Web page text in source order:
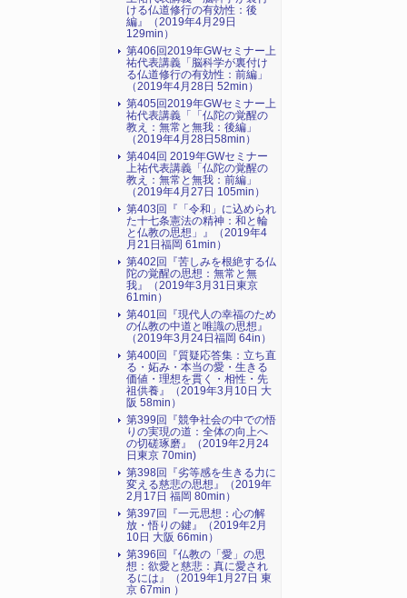
ける仏道修行の有効性：後
編』（2019年4月29日
129min）
第406回2019年GWセミナー上
祐代表講義「脳科学が裏付け
る仏道修行の有効性：前編」
（2019年4月28日 52min）
第405回2019年GWセミナー上
祐代表講義「「仏陀の覚醒の
教え：無常と無我：後編」
（2019年4月28日58min）
第404回 2019年GWセミナー
上祐代表講義「仏陀の覚醒の
教え：無常と無我：前編」
（2019年4月27日 105min）
第403回『「令和」に込められ
た十七条憲法の精神：和と輪
と仏教の思想」』（2019年4
月21日福岡 61min）
第402回『苦しみを根絶する仏
陀の覚醒の思想：無常と無
我』（2019年3月31日東京
61min）
第401回『現代人の幸福のため
の仏教の中道と唯識の思想』
（2019年3月24日福岡 64in）
第400回『質疑応答集：立ち直
る・妬み・本当の愛・生きる
価値・理想を貫く・相性・先
祖供養』（2019年3月10日 大
阪 58min）
第399回『競争社会の中での悟
りの実現の道：全体の向上へ
の切磋琢磨』（2019年2月24
日東京 70min)
第398回『劣等感を生きる力に
変える慈悲の思想』（2019年
2月17日 福岡 80min）
第397回『一元思想：心の解
放・悟りの鍵』（2019年2月
10日 大阪 66min）
第396回『仏教の「愛」の思
想：欲愛と慈悲：真に愛され
るには』（2019年1月27日 東
京 67min ）